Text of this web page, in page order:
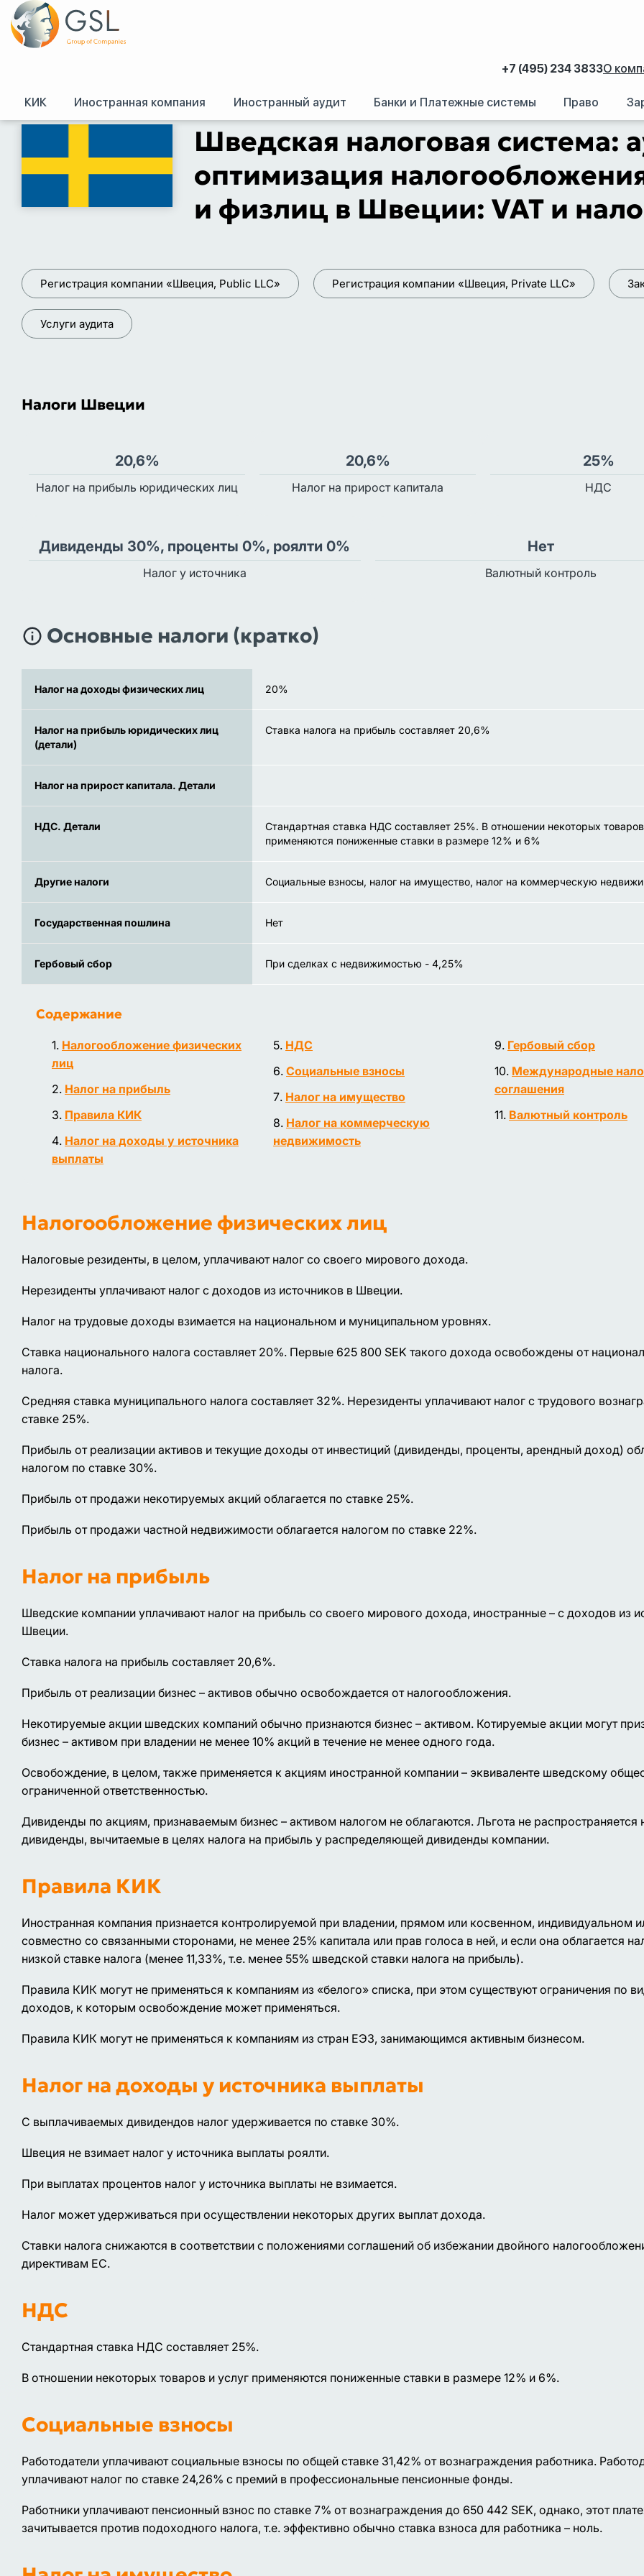
+7 (495) 234 3833О
КИК Иностранная компания Иностранный аудит Банки и Платежные системы Право
GSL/Налоговые системы зарубежных стран/ Шведская налоговая система: аудит, отчетность и оптимизация налогообложения Public LLC
Шведская налоговая система:
оптимизация
и физлиц в Швеции: VAT и
Регистрация компании «Швеция, Public LLC» Регистрация компании «Швеция, Private LLC»
Услуги аудита
Налоги Швеции
20,6%
Налог на прибыль юридических лиц
20,6%
Налог на прирост капитала
25%
НДС
Дивиденды 30%, проценты 0%, роялти 0%
Налог у источника
Нет
Валютный контроль
Основные налоги (кратко)
Налог на доходы физических лиц 20%
Налог на прибыль юридических лиц
(детали)
Ставка налога на прибыль составляет 20,6%
Налог на прирост капитала. Детали
НДС. Детали
Стандартная ставка НДС составляет 25%. В отношении некоторых
применяются пониженные ставки в размере 12% и 6%
Другие налоги Социальные взносы, налог на имущество, налог на коммерческую
Государственная пошлина Нет
Гербовый сбор При сделках с недвижимостью - 4,25%
Содержание
Налогообложение физических
лиц
Налог на прибыль
Правила КИК
Налог на доходы у источника
выплаты
НДС
Социальные взносы
Налог на имущество
Налог на коммерческую
недвижимость
Гербовый сбор
Международные
соглашения
Валютный контроль
Налогообложение физических лиц
Налоговые резиденты, в целом, уплачивают налог со своего мирового дохода.
Нерезиденты уплачивают налог с доходов из источников в Швеции.
Налог на трудовые доходы взимается на национальном и муниципальном уровнях.
Ставка национального налога составляет 20%. Первые 625 800 SEK такого дохода освобождены от
налога.
Средняя ставка муниципального налога составляет 32%. Нерезиденты уплачивают налог с трудового
ставке 25%.
Прибыль от реализации активов и текущие доходы от инвестиций (дивиденды, проценты, арендный доход)
налогом по ставке 30%.
Прибыль от продажи некотируемых акций облагается по ставке 25%.
Прибыль от продажи частной недвижимости облагается налогом по ставке 22%.
Налог на прибыль
Шведские компании уплачивают налог на прибыль со своего мирового дохода, иностранные – с доходов из
Швеции.
Ставка налога на прибыль составляет 20,6%.
Прибыль от реализации бизнес – активов обычно освобождается от налогообложения.
Некотируемые акции шведских компаний обычно признаются бизнес – активом. Котируемые акции могут
бизнес – активом при владении не менее 10% акций в течение не менее одного года.
Освобождение, в целом, также применяется к акциям иностранной компании – эквиваленте шведскому
ограниченной ответственностью.
Дивиденды по акциям, признаваемым бизнес – активом налогом не облагаются. Льгота не распространяется
дивиденды, вычитаемые в целях налога на прибыль у распределяющей дивиденды компании.
Правила КИК
Иностранная компания признается контролируемой при владении, прямом или косвенном, индивидуальном
совместно со связанными сторонами, не менее 25% капитала или прав голоса в ней, и если она облагается
низкой ставке налога (менее 11,33%, т.е. менее 55% шведской ставки налога на прибыль).
Правила КИК могут не применяться к компаниям из «белого» списка, при этом существуют ограничения по
доходов, к которым освобождение может применяться.
Правила КИК могут не применяться к компаниям из стран ЕЭЗ, занимающимся активным бизнесом.
Налог на доходы у источника выплаты
С выплачиваемых дивидендов налог удерживается по ставке 30%.
Швеция не взимает налог у источника выплаты роялти.
При выплатах процентов налог у источника выплаты не взимается.
Налог может удерживаться при осуществлении некоторых других выплат дохода.
Ставки налога снижаются в соответствии с положениями соглашений об избежании двойного
директивам ЕС.
НДС
Стандартная ставка НДС составляет 25%.
В отношении некоторых товаров и услуг применяются пониженные ставки в размере 12% и 6%.
Социальные взносы
Работодатели уплачивают социальные взносы по общей ставке 31,42% от вознаграждения работника.
уплачивают налог по ставке 24,26% с премий в профессиональные пенсионные фонды.
Работники уплачивают пенсионный взнос по ставке 7% от вознаграждения до 650 442 SEK, однако, этот
зачитывается против подоходного налога, т.е. эффективно обычно ставка взноса для работника – ноль.